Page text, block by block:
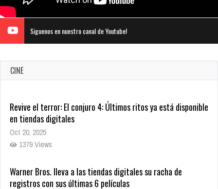
Siguenos en nuestro canal de Youtube!
CINE
Revive el terror: El conjuro 4: Últimos ritos ya está disponible
en tiendas digitales
Warner Bros. lleva a las tiendas digitales su racha de
registros con sus últimas 6 películas
Oct 17, 2025